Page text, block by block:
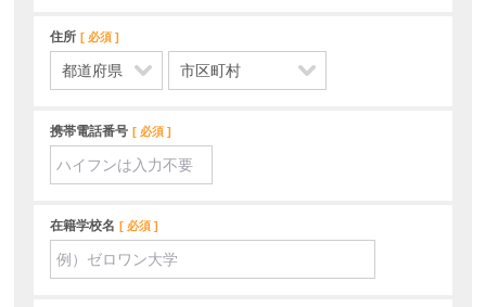
住所 必須
携帯電話番号 必須
在籍学校名 必須